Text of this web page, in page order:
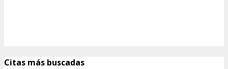
Citas más buscadas